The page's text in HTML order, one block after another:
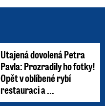
Utajená dovolená Petra
Pavla: Prozradily ho fotky!
Opět v oblíbené rybí
restauraci a ...